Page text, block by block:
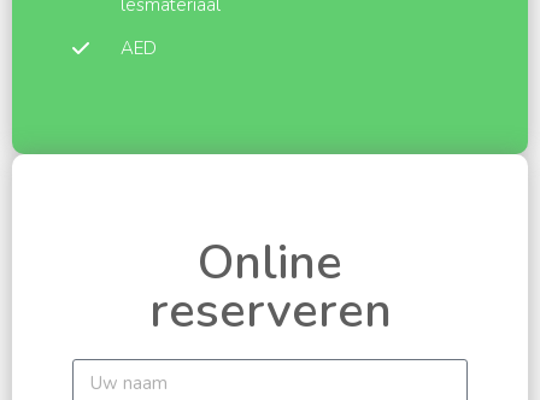
lesmateriaal
AED
Online
reserveren